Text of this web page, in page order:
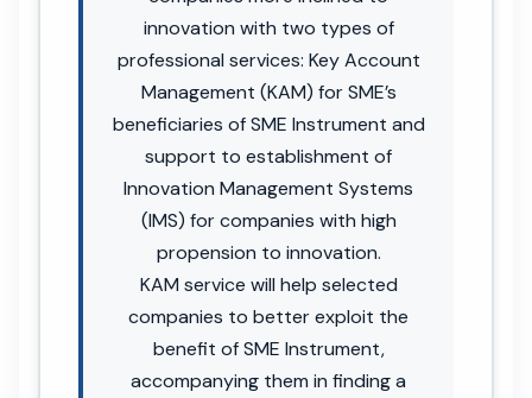
innovation with two types of
professional services: Key Account
Management (KAM) for SME’s
beneficiaries of SME Instrument and
support to establishment of
Innovation Management Systems
(IMS) for companies with high
propension to innovation.
KAM service will help selected
companies to better exploit the
benefit of SME Instrument,
accompanying them in finding a